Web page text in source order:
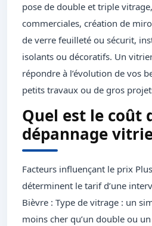
pose de double et triple
commerciales, création de
de verre feuilleté ou sécurit,
isolants ou décoratifs. Un
répondre à l’évolution de vos
petits travaux ou de gros
Quel est le coût
dépannage
Facteurs influençant le prix
déterminent le tarif d’une
Bièvre : Type de vitrage : un
moins cher qu’un double ou